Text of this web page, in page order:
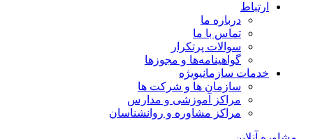
ارتباط
درباره ما
تماس با ما
سوالات پرتکرار
گواهینامه‌ها و مجوزها
خدمات سازمانیویژه
سازمان ها و شرکت ها
مراکز آموزشی و مدارس
مراکز مشاوره و روانشناسان